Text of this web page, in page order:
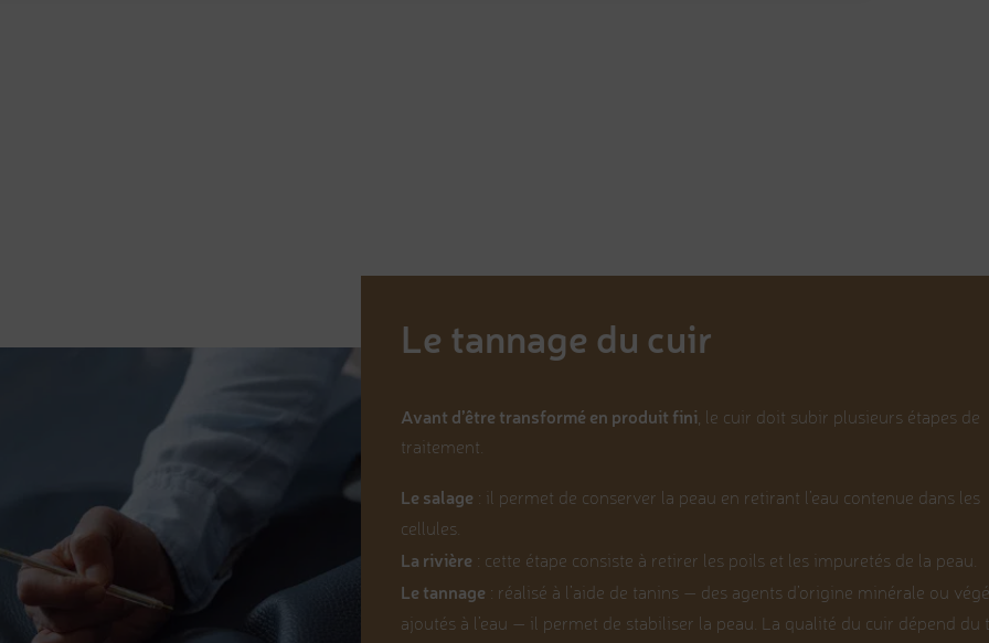
Le tannage du cuir
Avant d’être transformé en produit fini, le cuir doit subir plusieurs étapes de
traitement.
Le salage : il permet de conserver la peau en retirant l’eau contenue dans les
cellules.
La rivière : cette étape consiste à retirer les poils et les impuretés de la peau.
Le tannage : réalisé à l’aide de tanins — des agents d’origine minérale ou
ajoutés à l’eau — il permet de stabiliser la peau. La qualité du cuir dépend du